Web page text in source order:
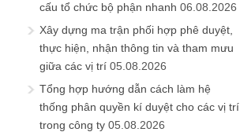
cấu tổ chức bộ phận nhanh 06.08.2026
Xây dựng ma trận phối hợp phê duyệt,
thực hiện, nhận thông tin và tham mưu
giữa các vị trí 05.08.2026
Tổng hợp hướng dẫn cách làm hệ
thống phân quyền kí duyệt cho các vị trí
trong công ty 05.08.2026